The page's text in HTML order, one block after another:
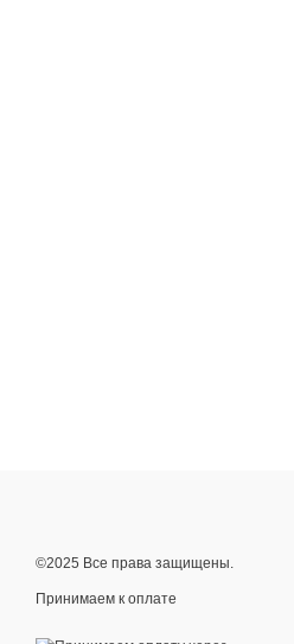
©2025 Все права защищены.
Принимаем к оплате